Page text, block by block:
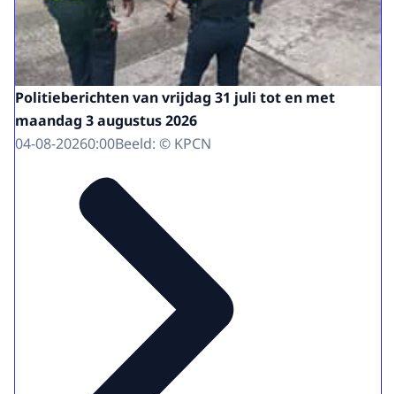
Politieberichten van vrijdag 31 juli tot en met
maandag 3 augustus 2026
04-08-20260:00Beeld: © KPCN